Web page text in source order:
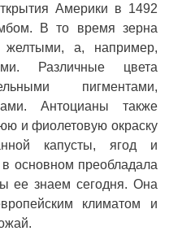
Америки в 1492
В то время зерна
а, например,
Различные цвета
пигментами,
Антоцианы также
и фиолетовую окраску
капусты, ягод и
основном преобладала
ее знаем сегодня. Она
климатом и